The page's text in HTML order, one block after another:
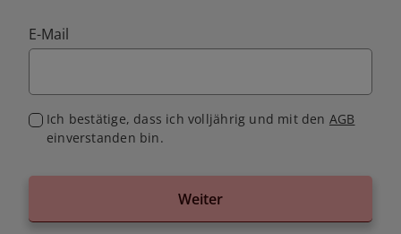
E-Mail
Ich bestätige, dass ich volljährig und mit den AGB
einverstanden bin.
Weiter